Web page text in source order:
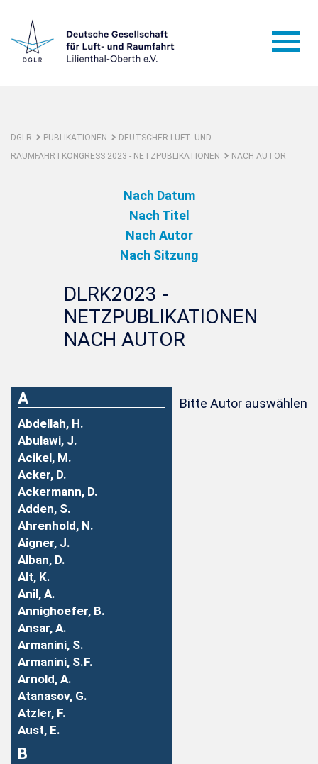
DGLR PUBLIKATIONEN
DEUTSCHER LUFT- UND
RAUMFAHRTKONGRESS 2023 - NETZPUBLIKATIONEN
NACH AUTOR
Nach Datum
Nach Titel
Nach Autor
Nach Sitzung
DLRK2023 -
NETZPUBLIKATIONEN
NACH AUTOR
A
Abdellah, H.
Abulawi, J.
Acikel, M.
Acker, D.
Ackermann, D.
Adden, S.
Ahrenhold, N.
Aigner, J.
Alban, D.
Alt, K.
Anil, A.
Annighoefer, B.
Ansar, A.
Armanini, S.
Armanini, S.F.
Arnold, A.
Atanasov, G.
Atzler, F.
Aust, E.
B
Bitte Autor auswählen